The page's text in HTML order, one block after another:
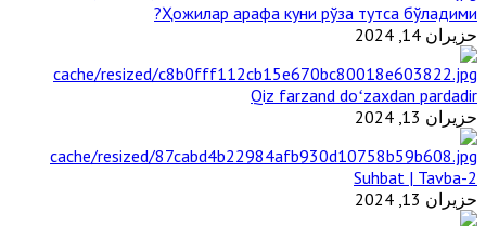
Ҳожилар арафа куни рўза тутса бўладими?
حزيران 14, 2024
Qiz farzand doʻzaxdan pardadir
حزيران 13, 2024
2-Suhbat | Tavba
حزيران 13, 2024